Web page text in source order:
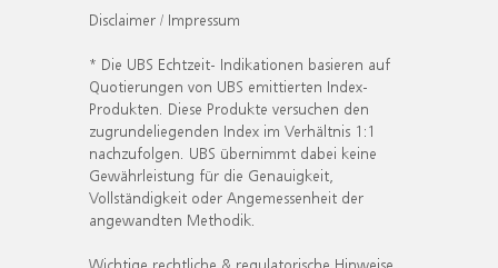
Disclaimer / Impressum
* Die UBS Echtzeit- Indikationen basieren auf
Quotierungen von UBS emittierten Index-
Produkten. Diese Produkte versuchen den
zugrundeliegenden Index im Verhältnis 1:1
nachzufolgen. UBS übernimmt dabei keine
Gewährleistung für die Genauigkeit,
Vollständigkeit oder Angemessenheit der
angewandten Methodik.